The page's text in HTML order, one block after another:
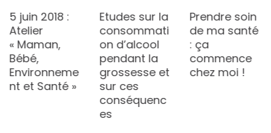
5 juin 2018 :
Atelier
« Maman,
Bébé,
Environneme
nt et Santé »
Etudes sur la
consommati
on d’alcool
pendant la
grossesse et
sur ces
conséquenc
es
Prendre soin
de ma santé
: ça
commence
chez moi !